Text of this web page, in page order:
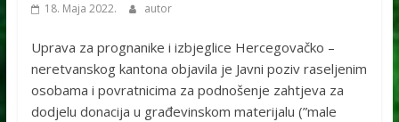
18. Maja 2022. autor
Uprava za prognanike i izbjeglice Hercegovačko –
neretvanskog kantona objavila je Javni poziv raseljenim
osobama i povratnicima za podnošenje zahtjeva za
dodjelu donacija u građevinskom materijalu (”male